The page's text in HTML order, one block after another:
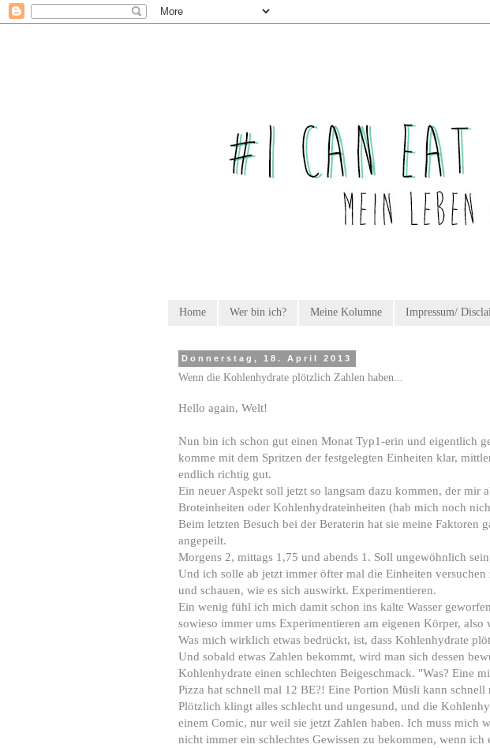
Home Wer bin ich? Meine Kolumne Impressum/
Donnerstag, 18. April 2013
Wenn die Kohlenhydrate plötzlich Zahlen haben...
Hello again, Welt!
Nun bin ich schon gut einen Monat Typ1-erin und eigentlich
komme mit dem Spritzen der festgelegten Einheiten klar,
endlich richtig gut.
Ein neuer Aspekt soll jetzt so langsam dazu kommen, der mir
Broteinheiten oder Kohlenhydrateinheiten (hab mich noch
Beim letzten Besuch bei der Beraterin hat sie meine Faktoren
angepeilt.
Morgens 2, mittags 1,75 und abends 1. Soll ungewöhnlich
Und ich solle ab jetzt immer öfter mal die Einheiten versuchen
und schauen, wie es sich auswirkt. Experimentieren.
Ein wenig fühl ich mich damit schon ins kalte Wasser
sowieso immer ums Experimentieren am eigenen Körper, also
Was mich wirklich etwas bedrückt, ist, dass Kohlenhydrate
Und sobald etwas Zahlen bekommt, wird man sich dessen
Kohlenhydrate einen schlechten Beigeschmack. "Was? Eine
Pizza hat schnell mal 12 BE?! Eine Portion Müsli kann
Plötzlich klingt alles schlecht und ungesund, und die
einem Comic, nur weil sie jetzt Zahlen haben. Ich muss mich
nicht immer ein schlechtes Gewissen zu bekommen, wenn